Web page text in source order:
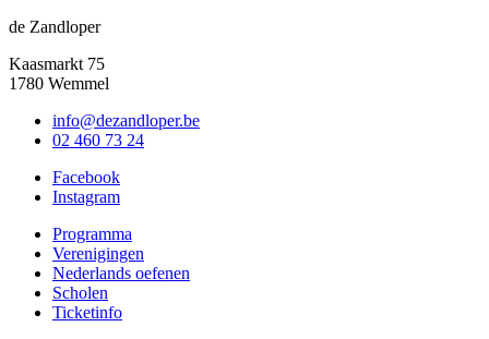
de Zandloper
Kaasmarkt 75
1780 Wemmel
info@dezandloper.be
02 460 73 24
Facebook
Instagram
Programma
Verenigingen
Nederlands oefenen
Scholen
Ticketinfo